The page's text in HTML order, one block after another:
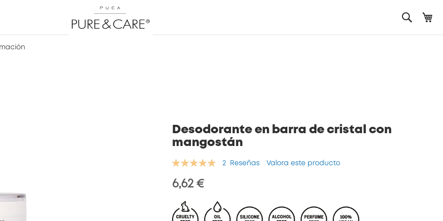
Desodorante en barra de cristal con
mangostán
Valoración:
2 Reseñas Valora este producto
6,62 €